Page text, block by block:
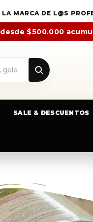
LA MARCA DE L@S
desde $500.000
SALE & DESCUENTOS